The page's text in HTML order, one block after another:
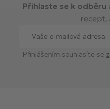
Přihlaste se k odběru
recept,
Přihlášením souhlasíte se